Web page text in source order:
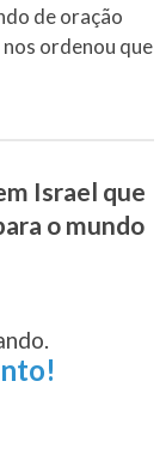
de oração
nos ordenou que
Israel que
o mundo